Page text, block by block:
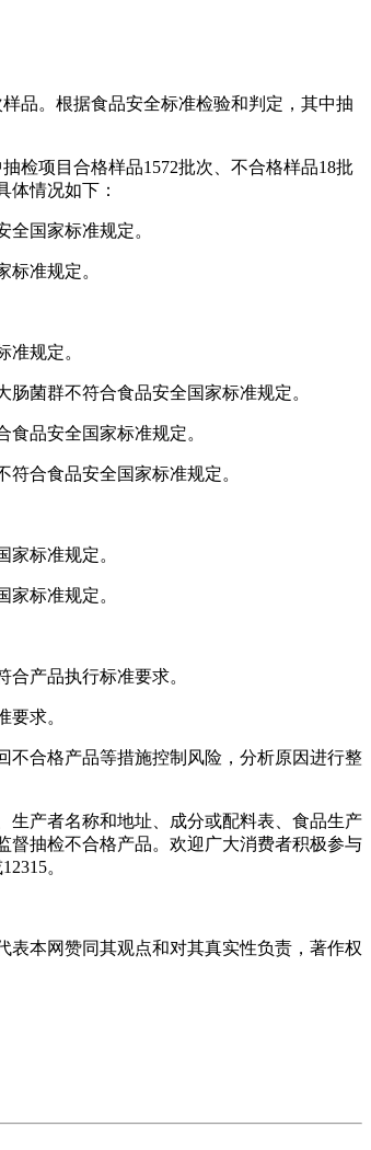
品。根据食品安全标准检验和判定，其中抽
检项目合格样品1572批次、不合格样品18批
情况如下：
国家标准规定。
准规定。
规定。
菌群不符合食品安全国家标准规定。
品安全国家标准规定。
合食品安全国家标准规定。
标准规定。
标准规定。
产品执行标准要求。
求。
合格产品等措施控制风险，分析原因进行整
产者名称和地址、成分或配料表、食品生产
督抽检不合格产品。欢迎广大消费者积极参与
。
本网赞同其观点和对其真实性负责，著作权